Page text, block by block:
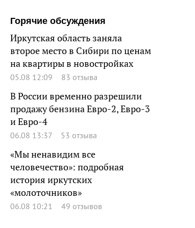
Горячие обсуждения
Иркутская область заняла
второе место в Сибири по ценам
на квартиры в новостройках
05.08 12:09 83 отзыва
В России временно разрешили
продажу бензина Евро-2, Евро-3
и Евро-4
06.08 13:37 53 отзыва
«Мы ненавидим все
человечество»: подробная
история иркутских
«молоточников»
06.08 10:21 49 отзывов